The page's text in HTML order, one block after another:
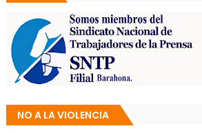
NO A LA VIOLENCIA